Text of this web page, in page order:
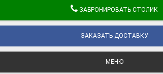
ЗАБРОНИРОВАТЬ СТОЛИК
ЗАКАЗАТЬ ДОСТАВКУ
МЕНЮ